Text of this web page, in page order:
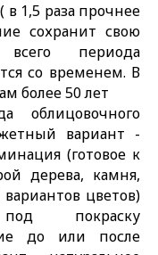
1,5 раза прочнее
сохранит свою
периода
со временем. В
более 50 лет
вариант -
(готовое к
дерева, камня,
цветов)
покраску
до или после